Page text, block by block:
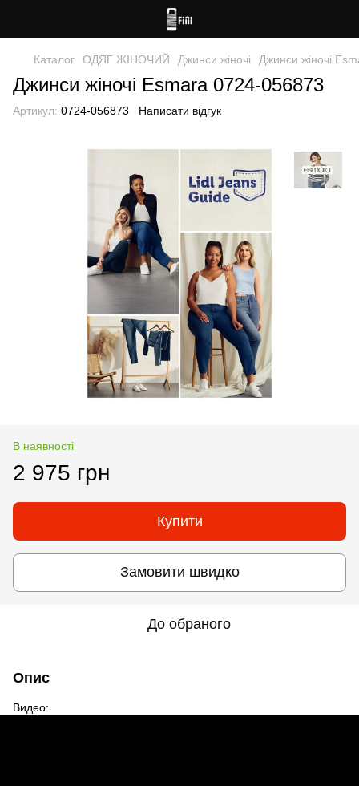
Каталог ОДЯГ ЖІНОЧИЙ Джинси жіночі Джинси жіночі
Джинси жіночі Esmara 0724-056873
Артикул: 0724-056873 Написати відгук
В наявності
2 975 грн
Купити
Замовити швидко
До обраного
Опис
Видео: